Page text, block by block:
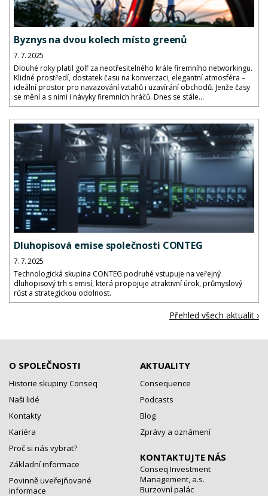
Byznys na dvou kolech místo greenů
7. 7. 2025
Dlouhé roky platil golf za neotřesitelného krále firemního networkingu.
Klidné prostředí, dostatek času na konverzaci, elegantní atmosféra –
ideální prostor pro navazování vztahů i uzavírání obchodů. Jenže časy
se mění a s nimi i návyky firemních hráčů. Dnes se stále...
Dluhopisová emise společnosti CONTEG
7. 7. 2025
Technologická skupina CONTEG podruhé vstupuje na veřejný
dluhopisový trh s emisí, která propojuje atraktivní úrok, průmyslový
růst a strategickou odolnost.
Přehled všech aktualit ›
O SPOLEČNOSTI
Historie skupiny Conseq
Naši lidé
Kontakty
Kariéra
Proč si nás vybrat?
Základní informace
Povinně uveřejňované
informace
AKTUALITY
Consequence
Podcasts
Blog
Zprávy a oznámení
KONTAKTUJTE NÁS
Conseq Investment
Management, a.s.
Burzovní palác